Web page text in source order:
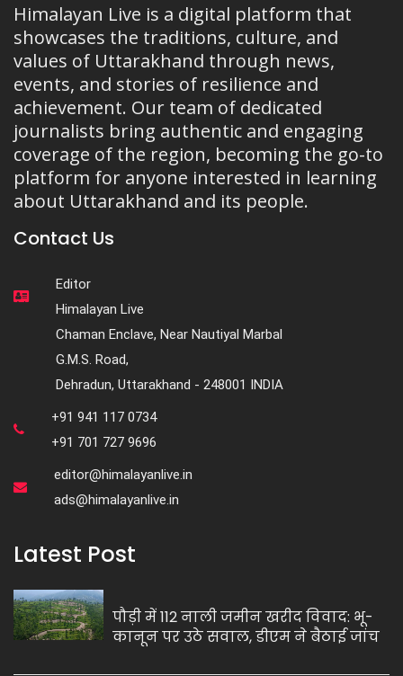
Himalayan Live is a digital platform that
showcases the traditions, culture, and
values of Uttarakhand through news,
events, and stories of resilience and
achievement. Our team of dedicated
journalists bring authentic and engaging
coverage of the region, becoming the go-to
platform for anyone interested in learning
about Uttarakhand and its people.
Contact Us
Editor
Himalayan Live
Chaman Enclave, Near Nautiyal Marbal
G.M.S. Road,
Dehradun, Uttarakhand - 248001 INDIA
+91 941 117 0734
+91 701 727 9696
editor@himalayanlive.in
ads@himalayanlive.in
Latest Post
पौड़ी में 112 नाली जमीन खरीद विवाद: भू-
कानून पर उठे सवाल, डीएम ने बैठाई जांच